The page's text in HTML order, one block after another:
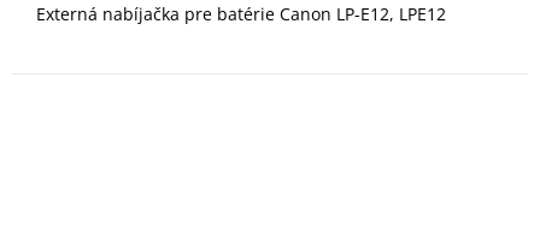
Externá nabíjačka pre batérie Canon LP-E12, LPE12